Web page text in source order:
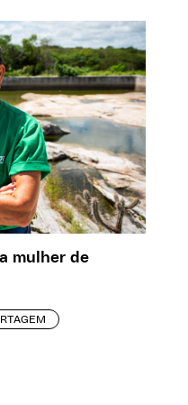
mulher de